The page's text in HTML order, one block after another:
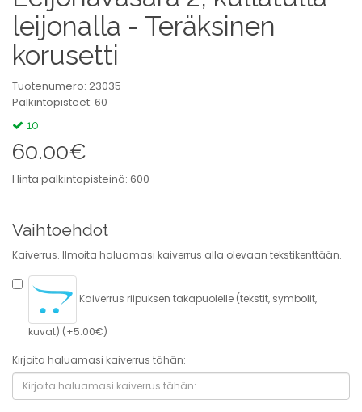
leijonalla - Teräksinen
korusetti
Tuotenumero: 23035
Palkintopisteet: 60
10
60.00€
Hinta palkintopisteinä: 600
Vaihtoehdot
Kaiverrus. Ilmoita haluamasi kaiverrus alla olevaan tekstikenttään.
Kaiverrus riipuksen takapuolelle (tekstit, symbolit,
kuvat) (+5.00€)
Kirjoita haluamasi kaiverrus tähän: